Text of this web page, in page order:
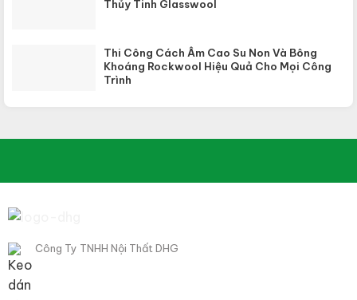
Thủy Tinh Glasswool
Thi Công Cách Âm Cao Su Non Và Bông
Khoáng Rockwool Hiệu Quả Cho Mọi Công
Trình
Công Ty TNHH Nội Thất DHG